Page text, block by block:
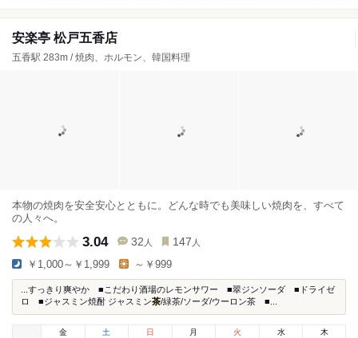
安楽亭 松戸五香店
五香駅 283m / 焼肉、ホルモン、韓国料理
本物の焼肉を安全安心とともに。どんな時でも美味しい焼肉を、すべて
の人々へ。
3.04 32 人 147 人
￥1,000～￥1,999 ～￥999
...すっきり爽やか ■こだわり酒場のレモンサワー ■翠ジンソーダ ■ドライゼ
ロ ■ジャスミン焼酎 ジャスミン茶/緑茶/ソーダ/ウーロン茶 ■...
金
土 日 月 火 水 木